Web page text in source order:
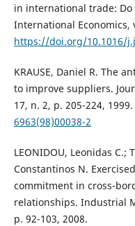
in international trade:
International Economics,
https://doi.org/10.1016/
KRAUSE, Daniel R. The
to improve suppliers.
17, n. 2, p. 205-224, 1999.
6963(98)00038-2
LEONIDOU, Leonidas C.;
Constantinos N.
commitment in cross-
relationships. Industrial
p. 92-103, 2008.